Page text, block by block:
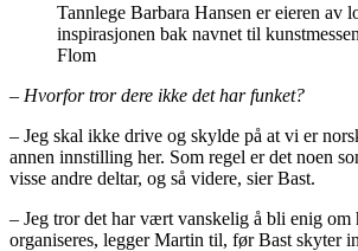
Tannlege Barbara Hansen er eieren av
inspirasjonen bak navnet til
Flom
– Hvorfor tror dere ikke det har funket?
– Jeg skal ikke drive og skylde på at vi er
annen innstilling her. Som regel er det noen
visse andre deltar, og så videre, sier Bast.
– Jeg tror det har vært vanskelig å bli enig om
organiseres, legger Martin til, før Bast skyter